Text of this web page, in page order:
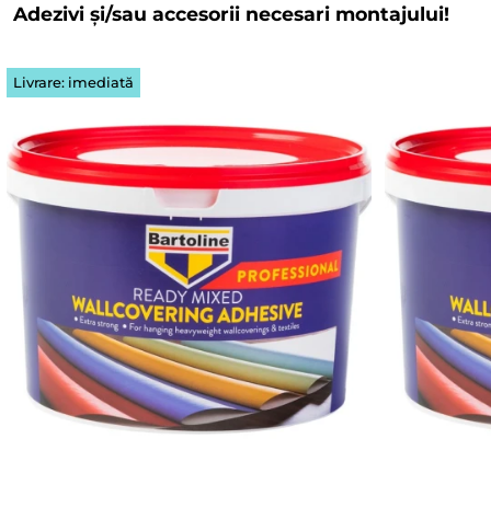
Adezivi și/sau accesorii necesari montajului!
Livrare: imediată